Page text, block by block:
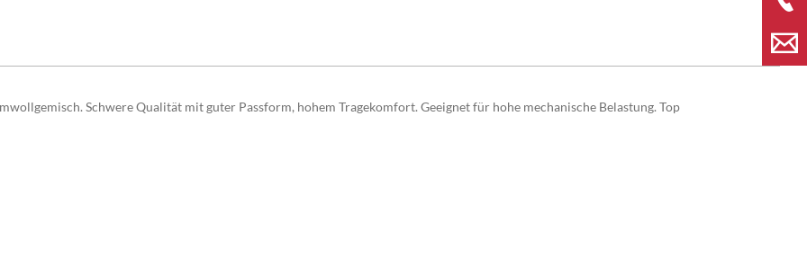
Schwere Qualität mit guter Passform, hohem Tragekomfort. Geeignet für hohe mechanische Belastung. Top